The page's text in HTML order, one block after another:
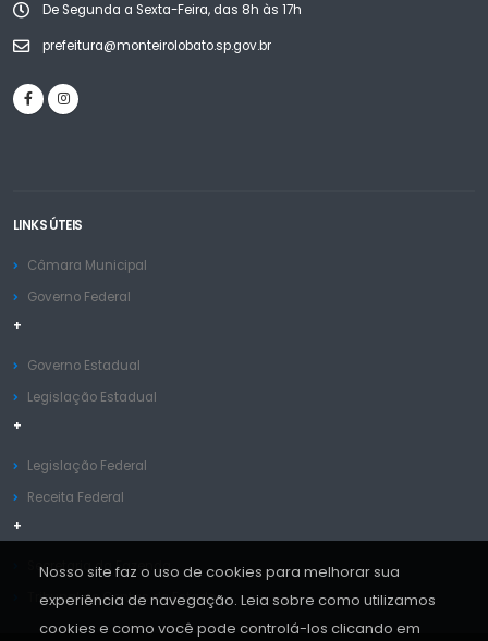
De Segunda a Sexta-Feira, das 8h às 17h
prefeitura@monteirolobato.sp.gov.br
LINKS ÚTEIS
Câmara Municipal
Governo Federal
+
Governo Estadual
Legislação Estadual
+
Legislação Federal
Receita Federal
+
Secretaria da Fazenda
Tribunal de Contas do Estado
Nosso site faz o uso de cookies para melhorar sua
experiência de navegação. Leia sobre como utilizamos
cookies e como você pode controlá-los clicando em